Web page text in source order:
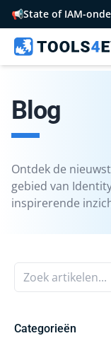
📢State of IAM-
Blog
Ontdek de
gebied van
inspirerende
Zoek artikelen...
Categorieën